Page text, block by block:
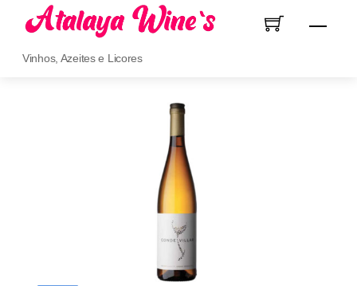
content
Menu
Vinhos, Azeites e Licores